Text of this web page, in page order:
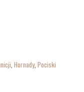
, Hornady, Pociski